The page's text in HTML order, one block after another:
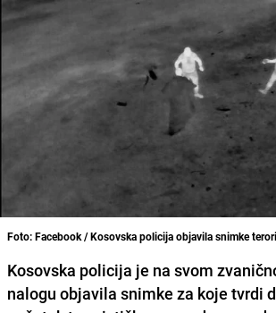
Foto: Facebook / Kosovska policija objavila snimke
Kosovska policija je na svom
nalogu objavila snimke za koje tvrdi